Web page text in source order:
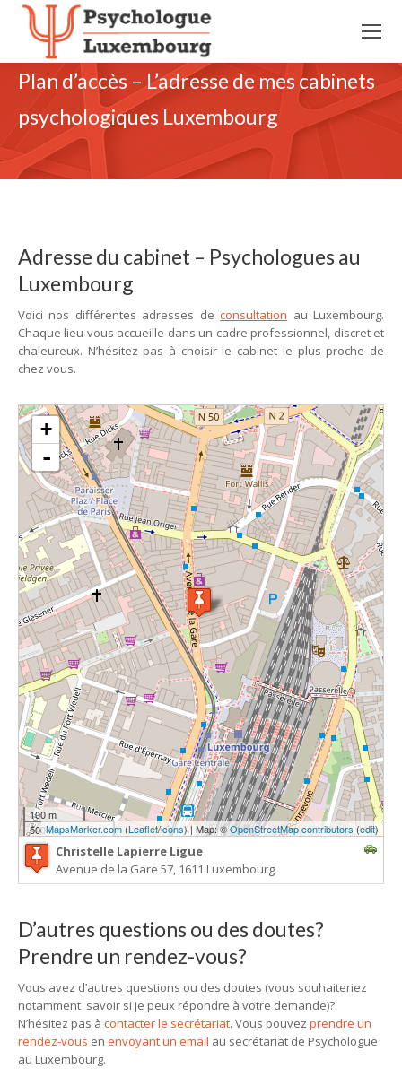
Plan d’accès – L’adresse de mes cabinets
psychologiques Luxembourg
Adresse du cabinet – Psychologues au
Luxembourg
Voici nos différentes adresses deconsultation au Luxembourg.
Chaque lieu vous accueille dans un cadre professionnel, discret et
chaleureux. N’hésitez pas à choisir le cabinet le plus proche de
chez vous.
loading map - please wait...
+
-
100 m
500 ftMapsMarker.com (Leaflet/icons) | Map: ©OpenStreetMap contributors (edit)
Christelle Lapierre Ligue
Avenue de la Gare 57, 1611 Luxembourg
D’autres questions ou des doutes?
Prendre un rendez-vous?
Vous avez d’autres questions ou des doutes (vous souhaiteriez
notamment savoir si je peux répondre à votre demande)?
N’hésitez pas à contacter le secrétariat. Vous pouvez prendre un
rendez-vous en envoyant un email au secrétariat de Psychologue
au Luxembourg.